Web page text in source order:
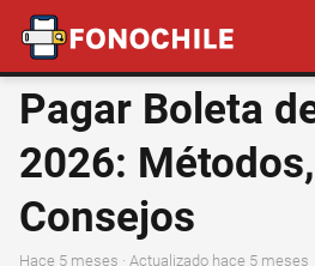
Pagar Boleta
2026:
Consejos
hace 5 meses · Actualizado hace 5 meses